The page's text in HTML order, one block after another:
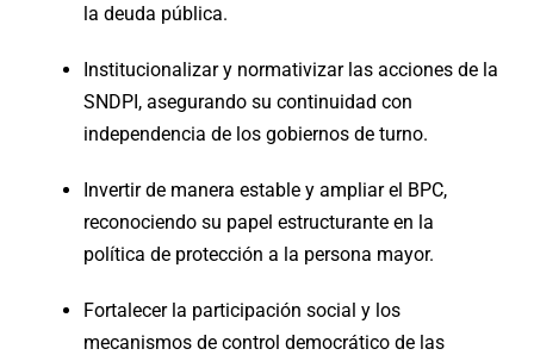
la deuda pública.
Institucionalizar y normativizar las acciones de la
SNDPI, asegurando su continuidad con
independencia de los gobiernos de turno.
Invertir de manera estable y ampliar el BPC,
reconociendo su papel estructurante en la
política de protección a la persona mayor.
Fortalecer la participación social y los
mecanismos de control democrático de las